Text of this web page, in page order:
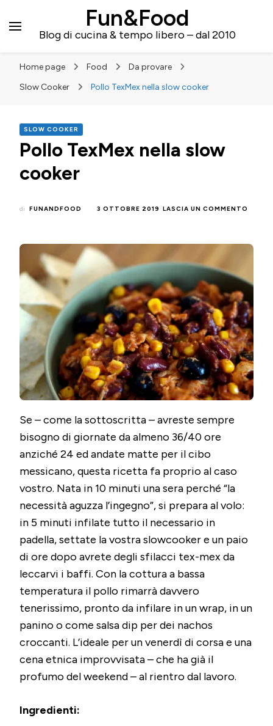
Fun&Food
Blog di cucina & tempo libero – dal 2010
Home page Food
Da provare
Slow Cooker
Pollo TexMex nella slow cooker
SLOW COOKER
Pollo TexMex nella slow
cooker
di FUNANDFOOD 3 OTTOBRE 2019 LASCIA UN COMMENTO
Se – come la sottoscritta – avreste sempre
bisogno di giornate da almeno 36/40 ore
anziché 24 ed andate matte per il cibo
messicano, questa ricetta fa proprio al caso
vostro. Nata in 10 minuti una sera perché “la
necessità aguzza l’ingegno”, si prepara al volo:
in 5 minuti infilate tutto il necessario in
padella, settate la vostra slowcooker e un paio
di ore dopo avrete degli sfilacci tex-mex da
leccarvi i baffi. Con la cottura a bassa
temperatura il pollo rimarrà davvero
tenerissimo, pronto da infilare in un wrap, in un
panino o come salsa dip per dei nachos
croccanti. L’ideale per un venerdì di corsa e una
cena etnica improvvisata – che ha già il
profumo del weekend – al rientro dal lavoro.
Ingredienti: